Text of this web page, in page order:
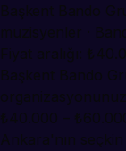
Başkent Bando
muzisyenler ·
Fiyat aralığı:
Başkent Bando
₺40.000 –
Ankara'nın